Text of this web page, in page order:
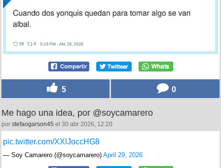
5 0
Me hago una idea, por @soycamarero
por stefaogarson45 el 30 abr 2026, 12:20
pic.twitter.com/XXlJoccHG8
— Soy Camarero (@soycamarero) April 29, 2026